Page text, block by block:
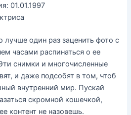
01.01.1997
лучше один раз заценить фото с
часами распинаться о ее
снимки и многочисленные
и даже подсобят в том, чтоб
внутренний мир. Пускай
скромной кошечкой,
контент не назовешь.